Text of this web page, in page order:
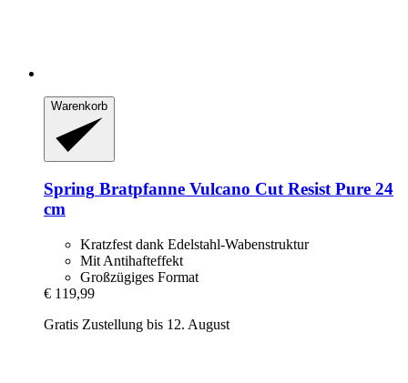
Warenkorb
Spring Bratpfanne Vulcano Cut Resist Pure 24
cm
Kratzfest dank Edelstahl-Wabenstruktur
Mit Antihafteffekt
Großzügiges Format
€ 119,99
Gratis Zustellung bis 12. August